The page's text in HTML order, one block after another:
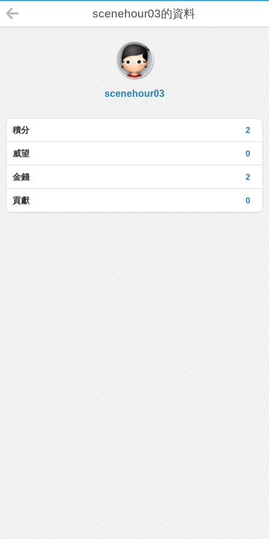
scenehour03的資料
scenehour03
2
積分
0
威望
2
金錢
0
貢獻